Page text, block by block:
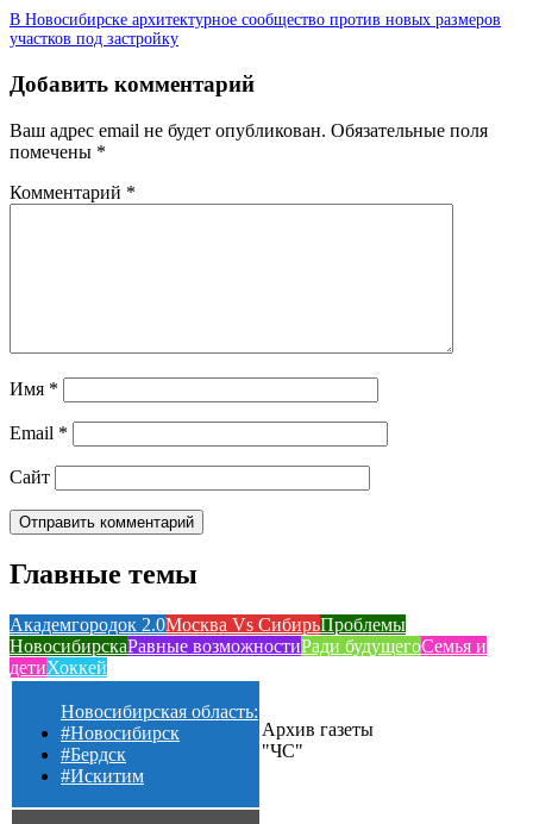
В Новосибирске архитектурное сообщество против новых размеров
участков под застройку
Добавить комментарий
Ваш адрес email не будет опубликован. Обязательные поля
помечены *
Комментарий *
Имя *
Email *
Сайт
Главные темы
Академгородок 2.0Москва Vs СибирьПроблемы
НовосибирскаРавные возможностиРади будущегоСемья и
детиХоккей
Новосибирская область:
#Новосибирск
#Бердск
#Искитим
Архив газеты
"ЧС"